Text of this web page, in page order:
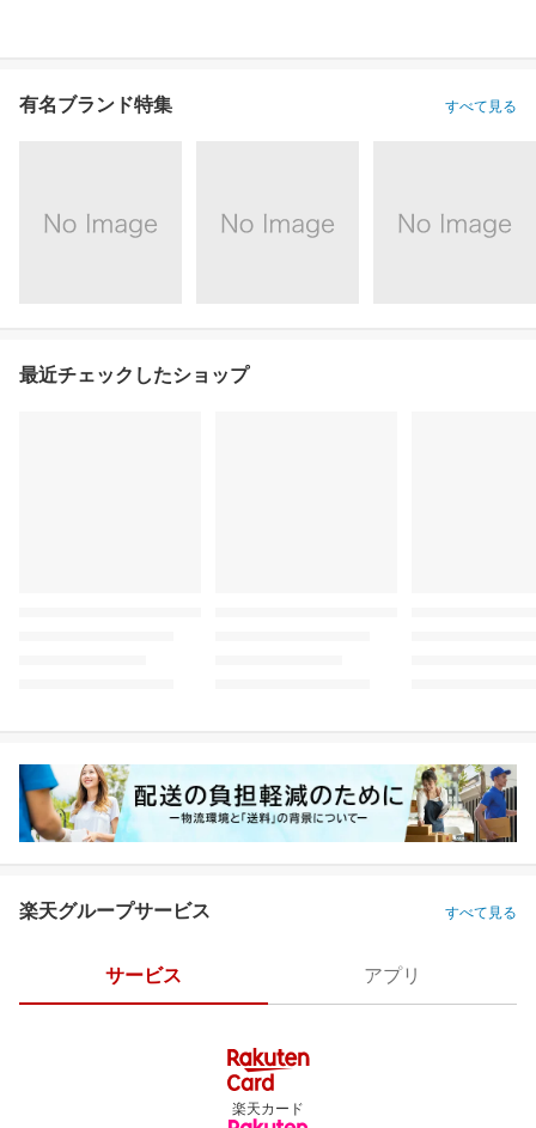
有名ブランド特集 すべて見る
最近チェックしたショップ
楽天グループサービス すべて見る
サービス アプリ
楽天カード